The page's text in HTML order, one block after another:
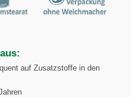
auf Zusatzstoffe in den